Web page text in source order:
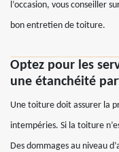
l’occasion, vous conseiller
bon entretien de toiture.
Optez pour les
une étanchéité
Une toiture doit assurer la
intempéries. Si la toiture
Des dommages au niveau